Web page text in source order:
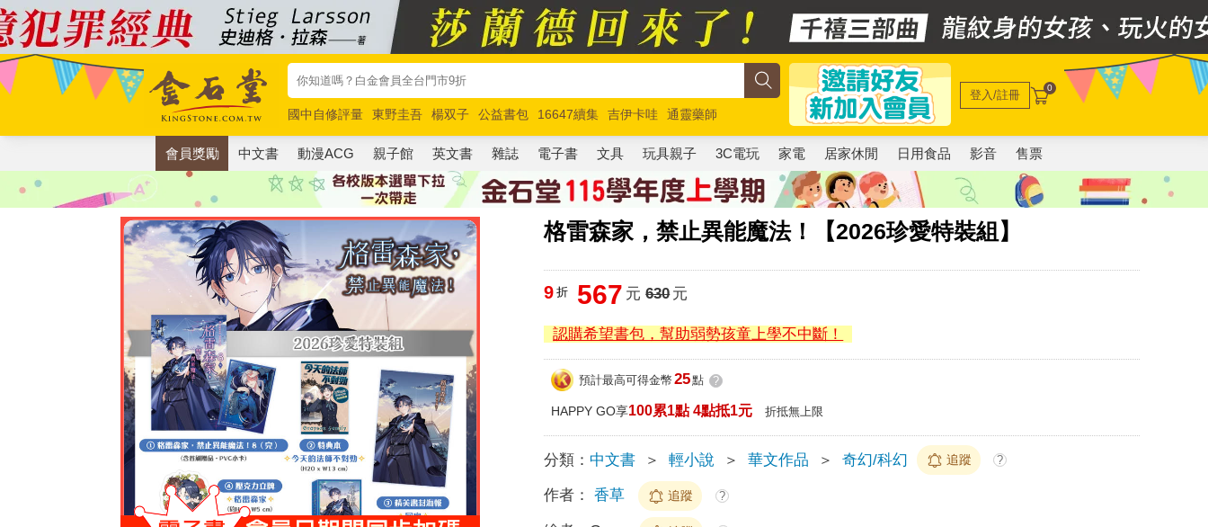
國中自修評量 東野圭吾 楊双子 公益書包 16647續集 吉伊卡哇
通靈藥師
唯紅花綻放
奧德賽 路邊攤新作 馬斯克 玩具總動員5 超慢跑
登入/註冊 0
會員獎勵 中文書 動漫ACG 親子館 英文書 雜誌 電子書 文具 玩具親子 3C電玩 家電 居家休閒 日用食品 影音 售票
格雷森家，禁止異能魔法！【2026珍愛特裝組】
9 折 567 元 630元
認購希望書包，幫助弱勢孩童上學不中斷！
預計最高可得金幣 25點 ?
HAPPY GO享100累1點 4點抵1元 折抵無上限
分類： 中文書 ＞ 輕小說 ＞ 華文作品 ＞ 奇幻/科幻 追蹤 ?
作者： 香草 追蹤 ?